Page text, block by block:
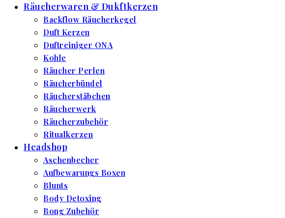
Räucherwaren & Dukftkerzen
Backflow Räucherkegel
Duft Kerzen
Duftreiniger ONA
Kohle
Räucher Perlen
Räucherbündel
Räucherstäbchen
Räucherwerk
Räucherzubehör
Ritualkerzen
Headshop
Aschenbecher
Aufbewarungs Boxen
Blunts
Body Detoxing
Bong Zubehör